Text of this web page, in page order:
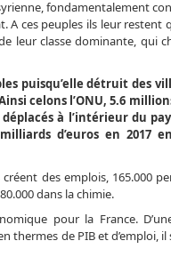
fondamentalement
A ces peuples ils leur
leur classe dominante, qui
puisqu’elle détruit des
celons l’ONU, 5.6
à l’intérieur du
d’euros en 2017
des emplois, 165.000
dans la chimie.
pour la France.
de PIB et d’emploi,